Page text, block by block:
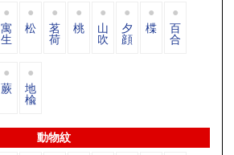
寓
生
松 茗
荷
桃 山
吹
夕
顔
楪 百
合
蕨 地
楡
動物紋